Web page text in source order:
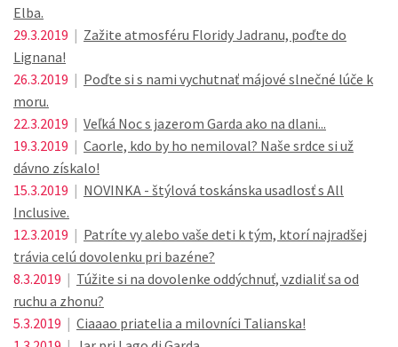
Elba.
29.3.2019 | Zažite atmosféru Floridy Jadranu, poďte do
Lignana!
26.3.2019 | Poďte si s nami vychutnať májové slnečné lúče k
moru.
22.3.2019 | Veľká Noc s jazerom Garda ako na dlani...
19.3.2019 | Caorle, kdo by ho nemiloval? Naše srdce si už
dávno získalo!
15.3.2019 | NOVINKA - štýlová toskánska usadlosť s All
Inclusive.
12.3.2019 | Patríte vy alebo vaše deti k tým, ktorí najradšej
trávia celú dovolenku pri bazéne?
8.3.2019 | Túžite si na dovolenke oddýchnuť, vzdialiť sa od
ruchu a zhonu?
5.3.2019 | Ciaaao priatelia a milovníci Talianska!